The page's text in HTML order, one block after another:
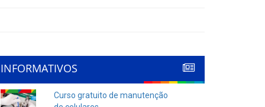
INFORMATIVOS
Curso gratuito de manutenção